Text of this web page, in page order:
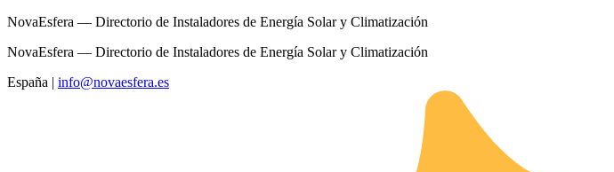
NovaEsfera — Directorio de Instaladores de Energía Solar y Climatización
NovaEsfera — Directorio de Instaladores de Energía Solar y Climatización
España | info@novaesfera.es